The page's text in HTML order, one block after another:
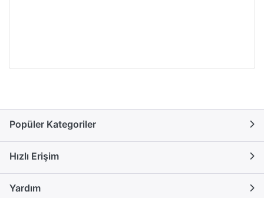
Popüler Kategoriler
Hızlı Erişim
Yardım